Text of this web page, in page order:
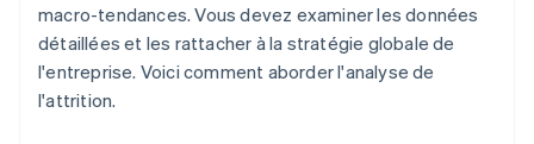
macro-tendances. Vous devez examiner les données
détaillées et les rattacher à la stratégie globale de
l'entreprise. Voici comment aborder l'analyse de
l'attrition.